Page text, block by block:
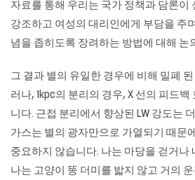
자료를 통해 우리는 국가 정책과 담론이
강조하고 여성의 대리인에게 부담을 주
념을 좁히도록 장려하는 방법에 대해 논
그 결과 별의 유일한 경우에 비해 밀폐
러나, 1kpc의 분리의 경우, X 선의 피드
니다. 근접 분리에서 향상된 LW 강도는
가스는 별의 광자만으로 가열되기 때문
중요하지 않습니다. 나는 마당을 걷거나
나는 고양이 똥 더미를 밟지 않고 거의